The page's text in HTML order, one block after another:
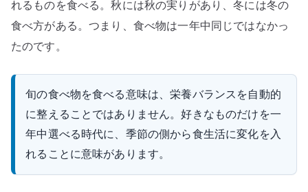
へ
の
れるものを食べる。秋には秋の実りがあり、冬には冬の
食べ方がある。つまり、食べ物は一年中同じではなかっ
たのです。
旬の食べ物を食べる意味は、栄養バランスを自動的
に整えることではありません。好きなものだけを一
年中選べる時代に、季節の側から食生活に変化を入
れることに意味があります。